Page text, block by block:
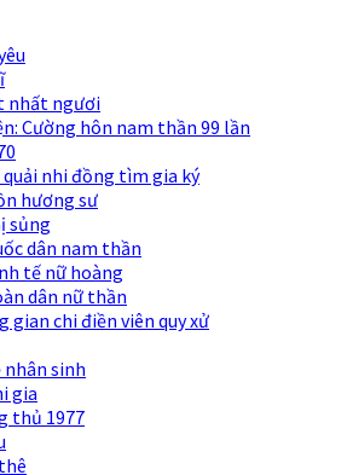
nhất ngươi
Cường hôn nam thần 99 lần
nhi đồng tìm gia ký
hương sư
sủng
dân nam thần
tế nữ hoàng
dân nữ thần
gian chi điền viên quy xử
sinh
gia
thủ 1977